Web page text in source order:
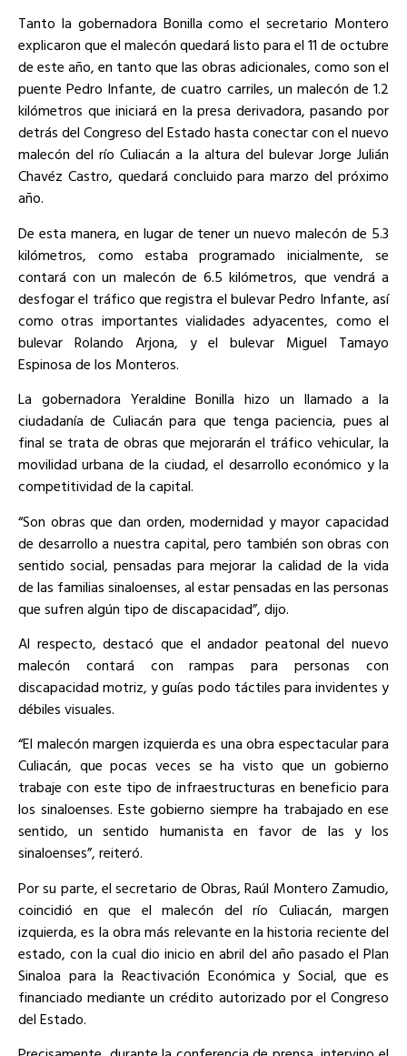
Tanto la gobernadora Bonilla como el secretario Montero
explicaron que el malecón quedará listo para el 11 de octubre
de este año, en tanto que las obras adicionales, como son el
puente Pedro Infante, de cuatro carriles, un malecón de 1.2
kilómetros que iniciará en la presa derivadora, pasando por
detrás del Congreso del Estado hasta conectar con el nuevo
malecón del río Culiacán a la altura del bulevar Jorge Julián
Chavéz Castro, quedará concluido para marzo del próximo
año.
De esta manera, en lugar de tener un nuevo malecón de 5.3
kilómetros, como estaba programado inicialmente, se
contará con un malecón de 6.5 kilómetros, que vendrá a
desfogar el tráfico que registra el bulevar Pedro Infante, así
como otras importantes vialidades adyacentes, como el
bulevar Rolando Arjona, y el bulevar Miguel Tamayo
Espinosa de los Monteros.
La gobernadora Yeraldine Bonilla hizo un llamado a la
ciudadanía de Culiacán para que tenga paciencia, pues al
final se trata de obras que mejorarán el tráfico vehicular, la
movilidad urbana de la ciudad, el desarrollo económico y la
competitividad de la capital.
“Son obras que dan orden, modernidad y mayor capacidad
de desarrollo a nuestra capital, pero también son obras con
sentido social, pensadas para mejorar la calidad de la vida
de las familias sinaloenses, al estar pensadas en las personas
que sufren algún tipo de discapacidad”, dijo.
Al respecto, destacó que el andador peatonal del nuevo
malecón contará con rampas para personas con
discapacidad motriz, y guías podo táctiles para invidentes y
débiles visuales.
“El malecón margen izquierda es una obra espectacular para
Culiacán, que pocas veces se ha visto que un gobierno
trabaje con este tipo de infraestructuras en beneficio para
los sinaloenses. Este gobierno siempre ha trabajado en ese
sentido, un sentido humanista en favor de las y los
sinaloenses”, reiteró.
Por su parte, el secretario de Obras, Raúl Montero Zamudio,
coincidió en que el malecón del río Culiacán, margen
izquierda, es la obra más relevante en la historia reciente del
estado, con la cual dio inicio en abril del año pasado el Plan
Sinaloa para la Reactivación Económica y Social, que es
financiado mediante un crédito autorizado por el Congreso
del Estado.